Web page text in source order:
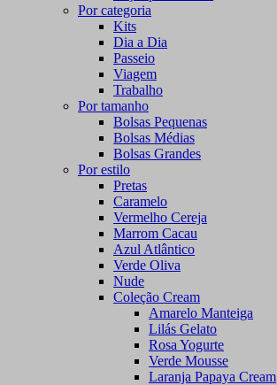
Por categoria
Kits
Dia a Dia
Passeio
Viagem
Trabalho
Por tamanho
Bolsas Pequenas
Bolsas Médias
Bolsas Grandes
Por estilo
Pretas
Caramelo
Vermelho Cereja
Marrom Cacau
Azul Atlântico
Verde Oliva
Nude
Coleção Cream
Amarelo Manteiga
Lilás Gelato
Rosa Yogurte
Verde Mousse
Laranja Papaya Cream